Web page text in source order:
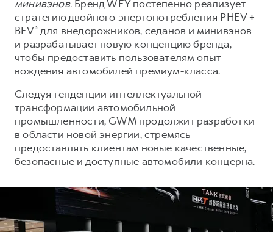
минивэнов. Бренд WEY постепенно реализует
стратегию двойного энергопотребления PHEV +
BEV³ для внедорожников, седанов и минивэнов
и разрабатывает новую концепцию бренда,
чтобы предоставить пользователям опыт
вождения автомобилей премиум-класса.
Следуя тенденции интеллектуальной
трансформации автомобильной
промышленности, GWM продолжит разработки
в области новой энергии, стремясь
предоставлять клиентам новые качественные,
безопасные и доступные автомобили концерна.